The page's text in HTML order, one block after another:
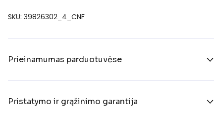
SKU: 39826302_4_CNF
Prieinamumas parduotuvėse
Pristatymo ir grąžinimo garantija